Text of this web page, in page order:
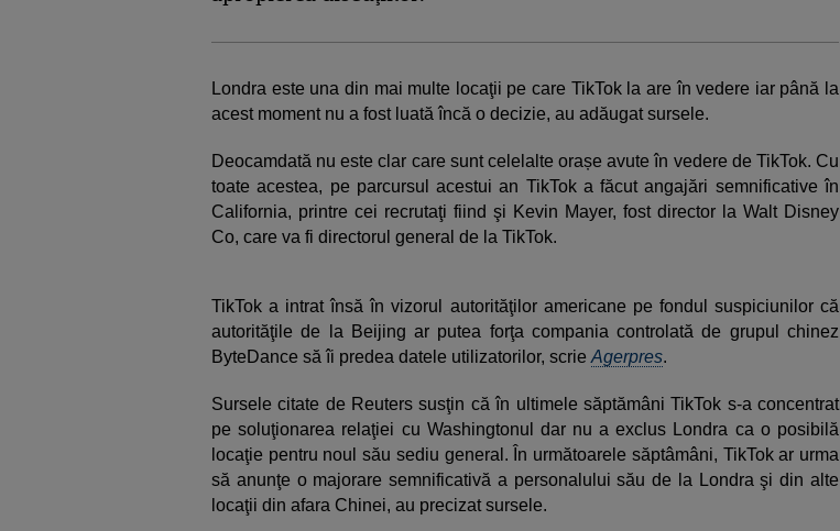
Londra este una din mai multe locaţii pe care TikTok la are în vedere iar până la
acest moment nu a fost luată încă o decizie, au adăugat sursele.
Deocamdată nu este clar care sunt celelalte orașe avute în vedere de TikTok. Cu
toate acestea, pe parcursul acestui an TikTok a făcut angajări semnificative în
California, printre cei recrutaţi fiind şi Kevin Mayer, fost director la Walt Disney
Co, care va fi directorul general de la TikTok.
TikTok a intrat însă în vizorul autorităţilor americane pe fondul suspiciunilor că
autorităţile de la Beijing ar putea forţa compania controlată de grupul chinez
ByteDance să îi predea datele utilizatorilor, scrie Agerpres.
Sursele citate de Reuters susţin că în ultimele săptămâni TikTok s-a concentrat
pe soluţionarea relaţiei cu Washingtonul dar nu a exclus Londra ca o posibilă
locaţie pentru noul său sediu general. În următoarele săptâmâni, TikTok ar urma
să anunţe o majorare semnificativă a personalului său de la Londra şi din alte
locaţii din afara Chinei, au precizat sursele.